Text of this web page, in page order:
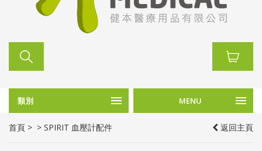
類別 MENU
首頁 > > SPIRIT 血壓計配件 返回主頁